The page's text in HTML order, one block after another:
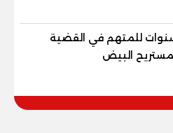
10 سنوات للمتهم في القضية
البيض